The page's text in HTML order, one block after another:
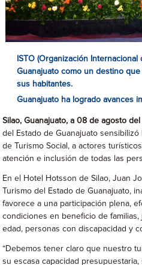
ISTO (Organización
Guanajuato como un destino
sus habitantes.
Guanajuato ha logrado avances
Silao, Guanajuato, a 08 de agosto
del Estado de Guanajuato
de Turismo Social, a actores
atención e inclusión de todas las
En el Hotel Hotsson de Silao, Juan
Turismo del Estado de Guanajuato,
favorece a una participación plena,
condiciones en beneficio de
edad, personas con discapacidad y
“Debemos tener claro que nuestro
su escasa capacidad